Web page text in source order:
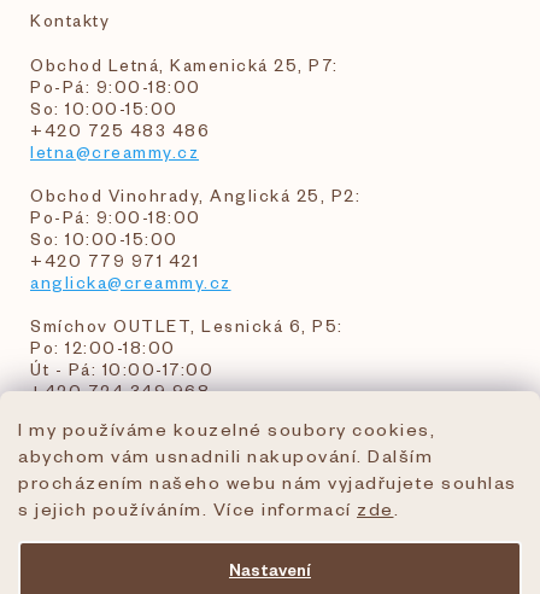
I my používáme kouzelné soubory cookies,
abychom vám usnadnili nakupování. Dalším
procházením našeho webu nám vyjadřujete souhlas
s jejich používáním. Více informací zde
Nastavení
Kontakty
Obchod Letná, Kamenická 25, P7:
Po-Pá: 9:00-18:00
So: 10:00-15:00
+420 725 483 486
letna@creammy.cz
Obchod Vinohrady, Anglická 25, P2:
Po-Pá: 9:00-18:00
So: 10:00-15:00
+420 779 971 421
anglicka@creammy.cz
Smíchov OUTLET, Lesnická 6, P5:
Po: 12:00-18:00
Út - Pá: 10:00-17:00
+420 724 349 968
objednavky@creammy.cz
tel:+420 724 349 968